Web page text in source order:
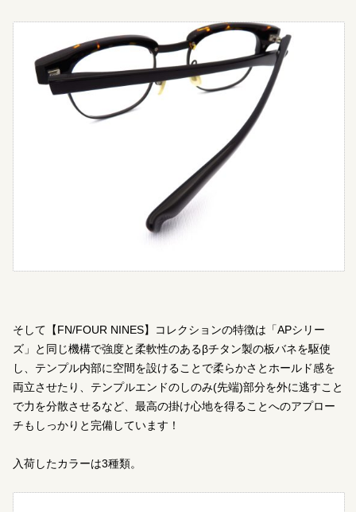
そして【FN/FOUR NINES】コレクションの特徴は「APシリー
ズ」と同じ機構で強度と柔軟性のあるβチタン製の板バネを駆使
し、テンプル内部に空間を設けることで柔らかさとホールド感を
両立させたり、テンプルエンドのしのみ(先端)部分を外に逃すこと
で力を分散させるなど、最高の掛け心地を得ることへのアプロー
チもしっかりと完備しています！
入荷したカラーは3種類。